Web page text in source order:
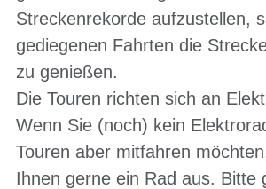
Streckenrekorde aufzustellen,
gediegenen Fahrten die
zu genießen.
Die Touren richten sich an
Wenn Sie (noch) kein
Touren aber mitfahren
Ihnen gerne ein Rad aus. Bitte